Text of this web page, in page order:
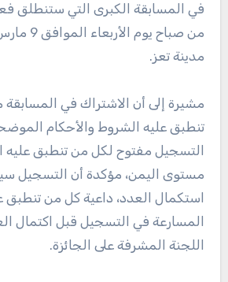
مدينة تعز.
مشيرة إلى أن الاشتراك في
تنطبق عليه الشروط والأحكام
التسجيل مفتوح لكل من تنطبق عليه
مستوى اليمن، مؤكدة أن التسجيل
استكمال العدد، داعية كل من تنطبق
المسارعة في التسجيل قبل اكتمال
اللجنة المشرفة على الجائزة.